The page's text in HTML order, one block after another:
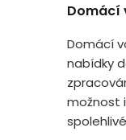
Domácí
Domácí
nabídky
možnost